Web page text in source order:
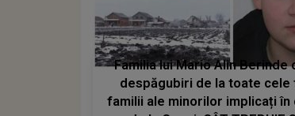
Familia lui Mario Alin Berinde
despăgubiri de la toate cele
familii ale minorilor implicați în